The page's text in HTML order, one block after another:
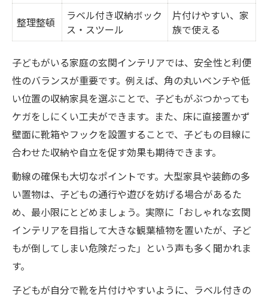
整理整頓
ラベル付き収納ボック
ス・スツール
片付けやすい、家
族で使える
子どもがいる家庭の玄関インテリアでは、安全性と利便
性のバランスが重要です。例えば、角の丸いベンチや低
い位置の収納家具を選ぶことで、子どもがぶつかっても
ケガをしにくい工夫ができます。また、床に直接置かず
壁面に靴箱やフックを設置することで、子どもの目線に
合わせた収納や自立を促す効果も期待できます。
動線の確保も大切なポイントです。大型家具や装飾の多
い置物は、子どもの通行や遊びを妨げる場合があるた
め、最小限にとどめましょう。実際に「おしゃれな玄関
インテリアを目指して大きな観葉植物を置いたが、子ど
もが倒してしまい危険だった」という声も多く聞かれま
す。
子どもが自分で靴を片付けやすいように、ラベル付きの